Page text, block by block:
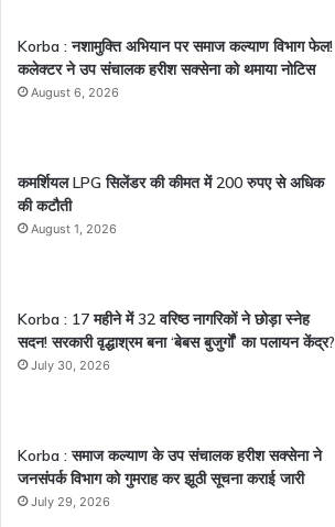
Korba : नशामुक्ति अभियान पर समाज कल्याण विभाग फेल!
कलेक्टर ने उप संचालक हरीश सक्सेना को थमाया नोटिस
August 6, 2026
कमर्शियल LPG सिलेंडर की कीमत में 200 रुपए से अधिक
की कटौती
August 1, 2026
Korba : 17 महीने में 32 वरिष्ठ नागरिकों ने छोड़ा स्नेह
सदन! सरकारी वृद्धाश्रम बना ‘बेबस बुजुर्गों’ का पलायन केंद्र?
July 30, 2026
Korba : समाज कल्याण के उप संचालक हरीश सक्सेना ने
जनसंपर्क विभाग को गुमराह कर झूठी सूचना कराई जारी
July 29, 2026